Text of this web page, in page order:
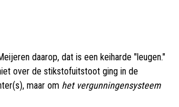
daarop, dat is een keiharde "leugen."
over de stikstofuitstoot ging in de
maar om het vergunningensysteem